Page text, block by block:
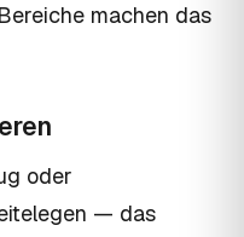
machen das
oder
— das